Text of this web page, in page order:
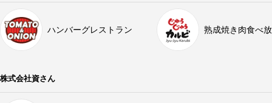
ハンバーグレストラン 熟成焼き肉食べ
株式会社資さん